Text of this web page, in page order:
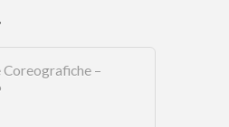
Coreografiche –